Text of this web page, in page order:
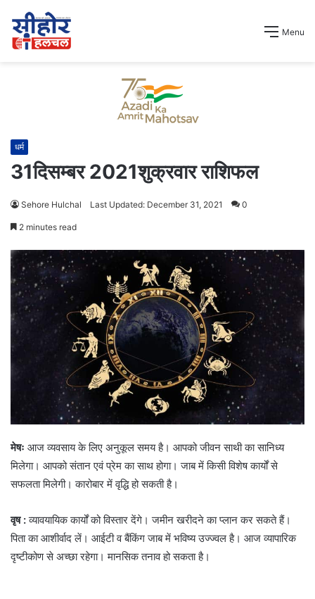
Menu
धर्म
31दिसम्बर 2021शुक्रवार राशिफल
Sehore Hulchal Last Updated: December 31, 2021 0
2 minutes read
मेषः आज व्यवसाय के लिए अनुकूल समय है। आपको जीवन साथी का सानिध्य
मिलेगा। आपको संतान एवं प्रेम का साथ होगा। जाब में किसी विशेष कार्यों से
सफलता मिलेगी। कारोबार में वृद्धि हो सकती है।
वृष :व्यावयायिक कार्यों को विस्तार देंगे। जमीन खरीदने का प्लान कर सकते हैं।
पिता का आशीर्वाद लें। आईटी व बैंकिंग जाब में भविष्‍य उज्‍ज्‍वल है। आज व्यापारिक
दृष्टीकोण से अच्छा रहेगा। मानसिक तनाव हो सकता है।